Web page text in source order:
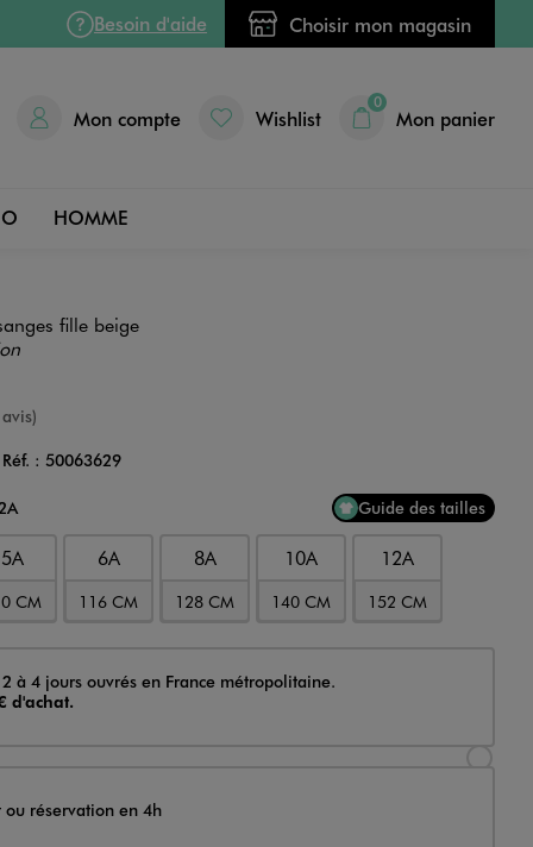
Besoin d'aide Choisir mon magasin
Mon compte Wishlist
0
Mon panier
HOMME
fille beige
Réf. : 50063629
Guide des tailles
5A
CM
6A
116 CM
8A
128 CM
10A
140 CM
12A
152 CM
à 4 jours ouvrés en France métropolitaine.
d'achat.
ou réservation en 4h